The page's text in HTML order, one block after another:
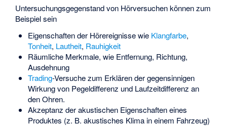
Untersuchungsgegenstand von Hörversuchen können zum
Beispiel sein
Eigenschaften der Hörereignisse wie Klangfarbe,
Tonheit, Lautheit, Rauhigkeit
Räumliche Merkmale, wie Entfernung, Richtung,
Ausdehnung
Trading-Versuche zum Erklären der gegensinnigen
Wirkung von Pegeldifferenz und Laufzeitdifferenz an
den Ohren.
Akzeptanz der akustischen Eigenschaften eines
Produktes (z. B. akustisches Klima in einem Fahrzeug)